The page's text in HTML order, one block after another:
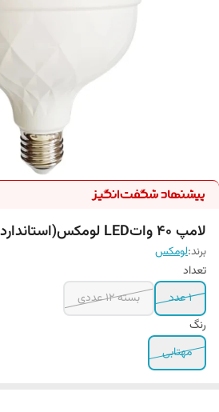
لامپ 40 واتLED لومکس(استاندارد)-۱۲ماه گارانتی
برند:لومکس
تعداد
۱ عدد
بسته 12 عددی
رنگ
مهتابی